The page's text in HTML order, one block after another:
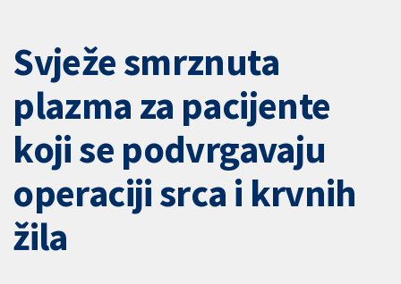
Svježe smrznuta
plazma za pacijente
koji se podvrgavaju
operaciji srca i krvnih
žila